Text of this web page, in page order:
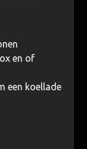
en of
een koellade